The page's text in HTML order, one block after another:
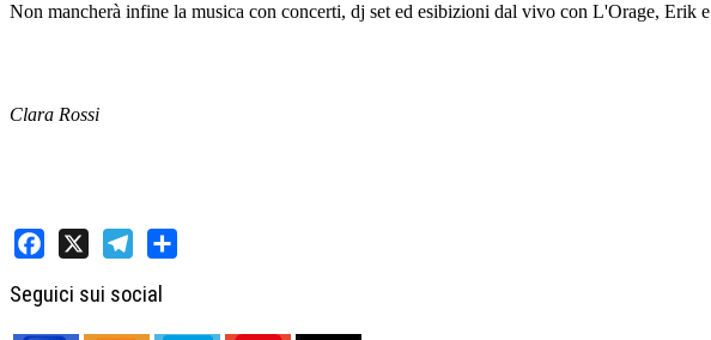
Non mancherà infine la musica con concerti, dj set ed esibizioni dal vivo con L'Orage,
Clara Rossi
Seguici sui social